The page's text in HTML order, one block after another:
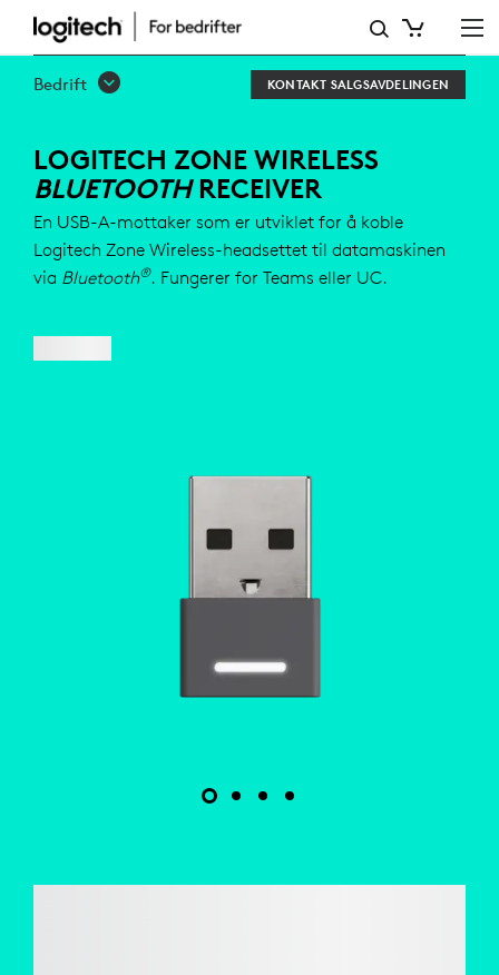
LOGITECH
ZONE
BLUETOOTH
RECEIVER
Bedrift KONTAKT SALGSAVDELINGEN
LOGITECH ZONE WIRELESS
BLUETOOTHRECEIVER
En USB-A-mottaker som er utviklet for å koble
Logitech Zone Wireless-headsettet til datamaskinen
via Bluetooth®. Fungerer for Teams eller UC.